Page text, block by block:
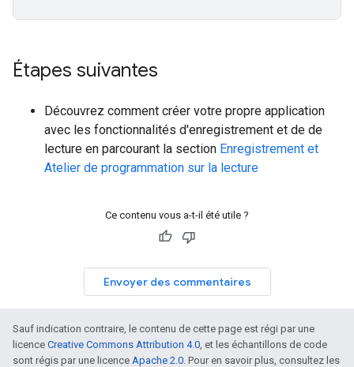
Étapes suivantes
Découvrez comment créer votre propre application
avec les fonctionnalités d'enregistrement et de de
lecture en parcourant la section Enregistrement et
Atelier de programmation sur la lecture
Ce contenu vous a-t-il été utile ?
Envoyer des commentaires
Sauf indication contraire, le contenu de cette page est régi par une
licence Creative Commons Attribution 4.0, et les échantillons de code
sont régis par une licence Apache 2.0. Pour en savoir plus, consultez les